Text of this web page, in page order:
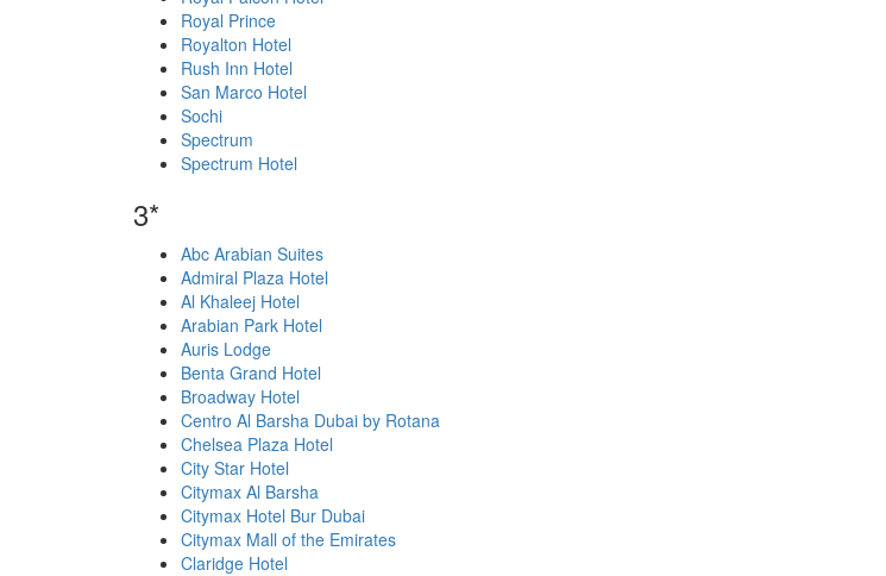
Royal Prince
Royalton Hotel
Rush Inn Hotel
San Marco Hotel
Sochi
Spectrum
Spectrum Hotel
3*
Abc Arabian Suites
Admiral Plaza Hotel
Al Khaleej Hotel
Arabian Park Hotel
Auris Lodge
Benta Grand Hotel
Broadway Hotel
Centro Al Barsha Dubai by Rotana
Chelsea Plaza Hotel
City Star Hotel
Citymax Al Barsha
Citymax Hotel Bur Dubai
Citymax Mall of the Emirates
Claridge Hotel